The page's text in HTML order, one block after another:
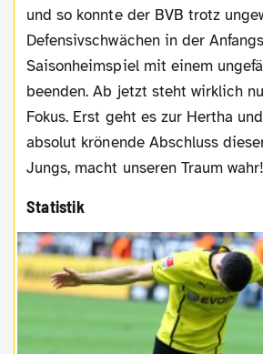
und so konnte der BVB trotz
Defensivschwächen in der
Saisonheimspiel mit einem
beenden. Ab jetzt steht wirklich
Fokus. Erst geht es zur Hertha
absolut krönende Abschluss
Jungs, macht unseren Traum wahr!
Statistik